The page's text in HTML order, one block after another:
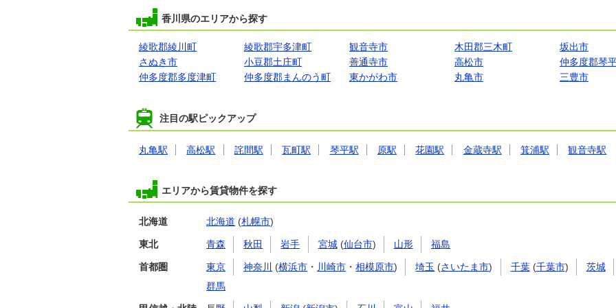
香川県のエリアから探す
綾歌郡綾川町 綾歌郡宇多津町 観音寺市 木田郡三木町
坂出市
さぬき市
小豆郡土庄町 善通寺市 高松市
仲多度郡琴
仲多度郡多度津町
仲多度郡まんのう町 東かがわ市 丸亀市 三豊市
注目の駅ピックアップ
丸亀駅 高松駅 詫間駅 瓦町駅 琴平駅 原駅 花園駅 金蔵寺駅 箕浦駅 観音寺駅
エリアから賃貸物件を探す
北海道 北海道 (札幌市)
東北 青森 秋田 岩手 宮城(仙台市) 山形 福島
首都圏 東京 神奈川 (横浜市 ・ 川崎市 ・相模原市) 埼玉 (さいたま市) 千葉(千葉市) 茨城
群馬